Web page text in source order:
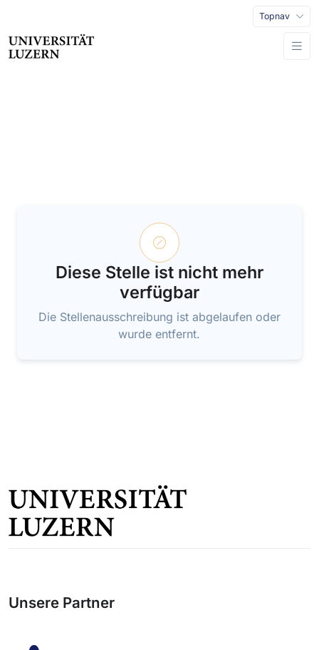
Topnav
Diese Stelle ist nicht mehr
verfügbar
Die Stellenausschreibung ist abgelaufen oder
wurde entfernt.
Unsere Partner